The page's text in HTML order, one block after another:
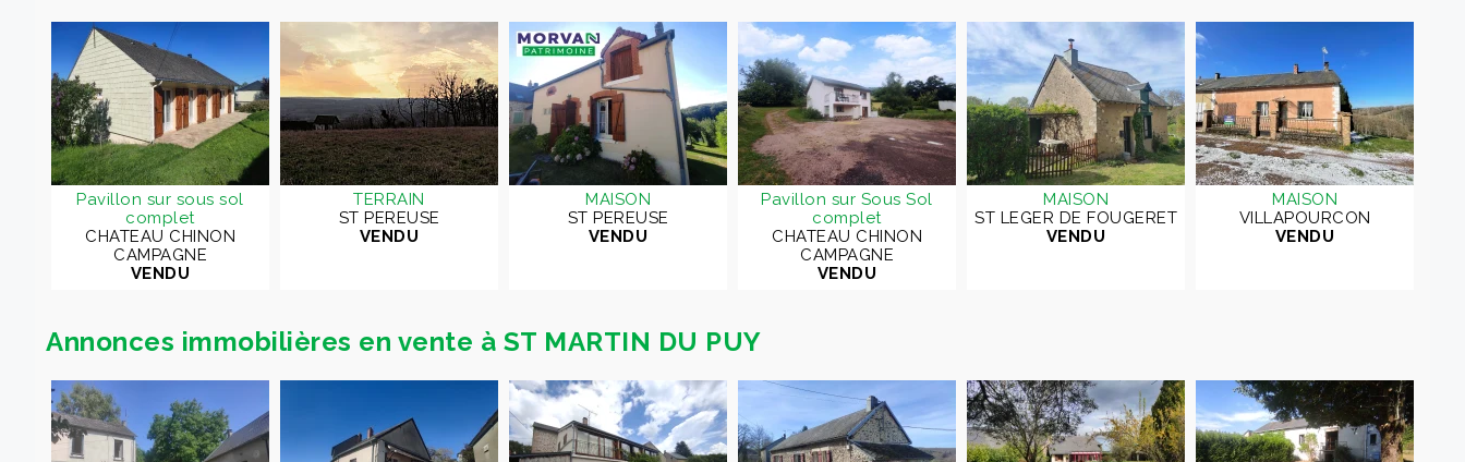
Pavillon sur sous sol
complet
CHATEAU CHINON
CAMPAGNE
VENDU
TERRAIN
ST PEREUSE
VENDU
MAISON
ST PEREUSE
VENDU
Pavillon sur Sous Sol
complet
CHATEAU CHINON
CAMPAGNE
VENDU
MAISON
ST LEGER DE FOUGERET
VENDU
MAISON
VILLAPOURCON
VENDU
Annonces immobilières en vente à ST MARTIN DU PUY